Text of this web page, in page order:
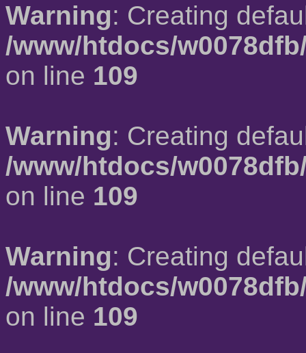
Warning: Creating
/www/htdocs/
on line 109
Warning: Creating
/www/htdocs/
on line 109
Warning: Creating
/www/htdocs/
on line 109